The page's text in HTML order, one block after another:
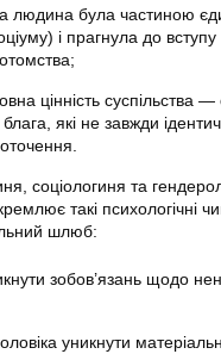
людина була частиною
і прагнула до
цінність суспільства
які не завжди
оточення.
соціологиня та
такі психологічні
шлюб:
зобов’язань щодо
уникнути